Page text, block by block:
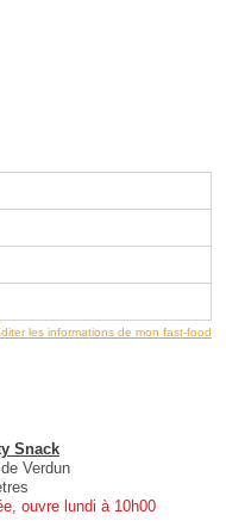
les informations de mon fast-food
Snack
Verdun
ouvre lundi à 10h00